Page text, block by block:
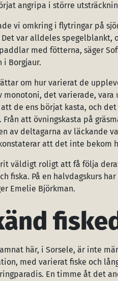
angripa i större
vi omkring i flytringar på
var alldeles spegelblankt,
med fötterna, säger
i Borgjaur.
om hur varierat de
monotoni, det varierade,
de ens börjat kasta, och
Från att övningskasta på
av deltagarna av läckande
att det inte bekom
väldigt roligt att få följa
fiska. På en halvdagskurs
Emelie Björkman.
här, i Sorsele, är inte
med varierat fiske och
En timme åt det